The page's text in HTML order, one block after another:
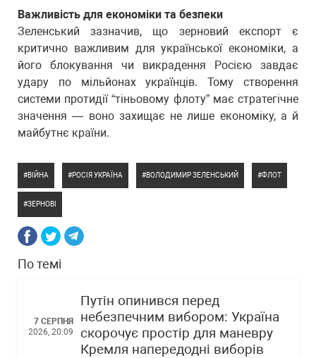
Важливість для економіки та безпеки
Зеленський зазначив, що зерновий експорт є
критично важливим для української економіки, а
його блокування чи викрадення Росією завдає
удару по мільйонах українців. Тому створення
системи протидії “тіньовому флоту” має стратегічне
значення — воно захищає не лише економіку, а й
майбутнє країни.
ВІЙНА РОСІЯ УКРАЇНА ВОЛОДИМИР ЗЕЛЕНСЬКИЙ ФЛОТ
ЗЕРНОВІ
По темі
7 СЕРПНЯ
2026, 20:09
Путін опинився перед
небезпечним вибором: Україна
скорочує простір для маневру
Кремля напередодні виборів